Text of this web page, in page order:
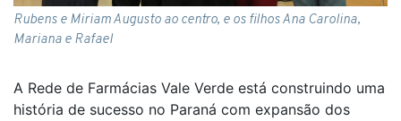
Rubens e Miriam Augusto ao centro, e os filhos Ana Carolina,
Mariana e Rafael
A Rede de Farmácias Vale Verde está construindo uma
história de sucesso no Paraná com expansão dos